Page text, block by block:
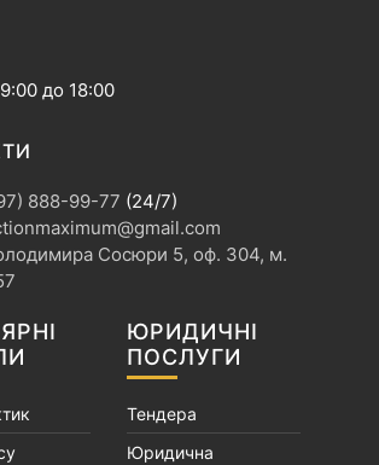
до 18:00
888-99-77 (24/7)
Сосюри 5, оф. 304, м.
ЮРИДИЧНІ
ПОСЛУГИ
Тендера
Юридична